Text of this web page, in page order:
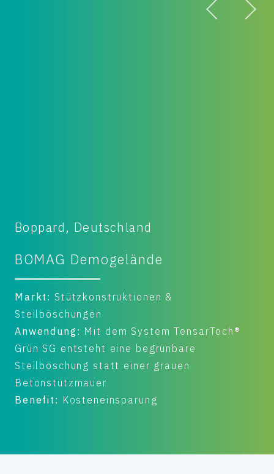
Boppard, Deutschland
BOMAG Demogelände
Markt: Stützkonstruktionen &
Steilböschungen
Anwendung: Mit dem System TensarTech®
Grün SG entsteht eine begrünbare
Steilböschung statt einer grauen
Betonstützmauer
Benefit: Kosteneinsparung